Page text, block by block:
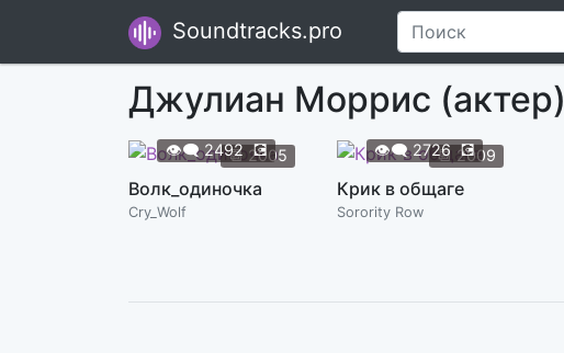
Soundtracks.pro
Джулиан Моррис (актер)
📆 2005
👁️‍🗨️2492 💽
Волк_одиночка
Cry_Wolf
📆 2009
👁️‍🗨️2726 💽
Крик в общаге
Sorority Row